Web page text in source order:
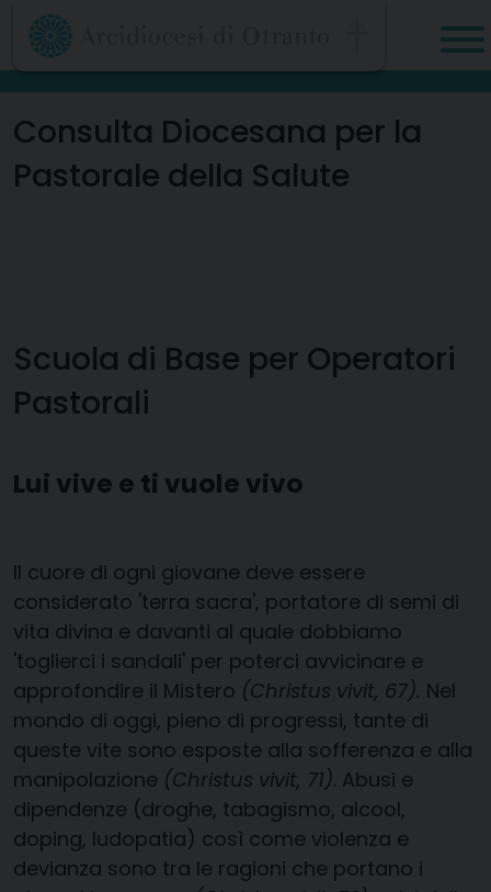
Skip
content
Consulta Diocesana per la
Pastorale della Salute
Scuola di Base per Operatori
Pastorali
Lui vive e ti vuole vivo
Il cuore di ogni giovane deve essere
considerato 'terra sacra', portatore di semi di
vita divina e davanti al quale dobbiamo
'toglierci i sandali' per poterci avvicinare e
approfondire il Mistero (Christus vivit, 67). Nel
mondo di oggi, pieno di progressi, tante di
queste vite sono esposte alla sofferenza e alla
manipolazione (Christus vivit, 71). Abusi e
dipendenze (droghe, tabagismo, alcool,
doping, ludopatia) così come violenza e
devianza sono tra le ragioni che portano i